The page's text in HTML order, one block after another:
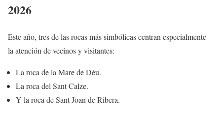
2026
Este año, tres de las rocas más simbólicas centran especialmente
la atención de vecinos y visitantes:
La roca de la Mare de Déu.
La roca del Sant Calze.
Y la roca de Sant Joan de Ribera.